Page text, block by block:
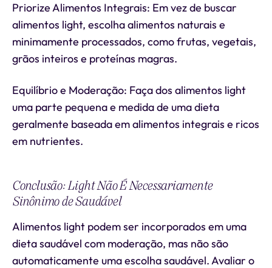
Priorize Alimentos Integrais: Em vez de buscar
alimentos light, escolha alimentos naturais e
minimamente processados, como frutas, vegetais,
grãos inteiros e proteínas magras.
Equilíbrio e Moderação: Faça dos alimentos light
uma parte pequena e medida de uma dieta
geralmente baseada em alimentos integrais e ricos
em nutrientes.
Conclusão: Light Não É Necessariamente
Sinônimo de Saudável
Alimentos light podem ser incorporados em uma
dieta saudável com moderação, mas não são
automaticamente uma escolha saudável. Avaliar o